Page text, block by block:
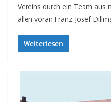
Vereins durch ein Team aus
allen voran Franz-Josef
Weiterlesen